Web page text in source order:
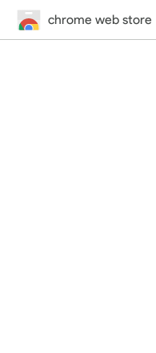
chrome web store